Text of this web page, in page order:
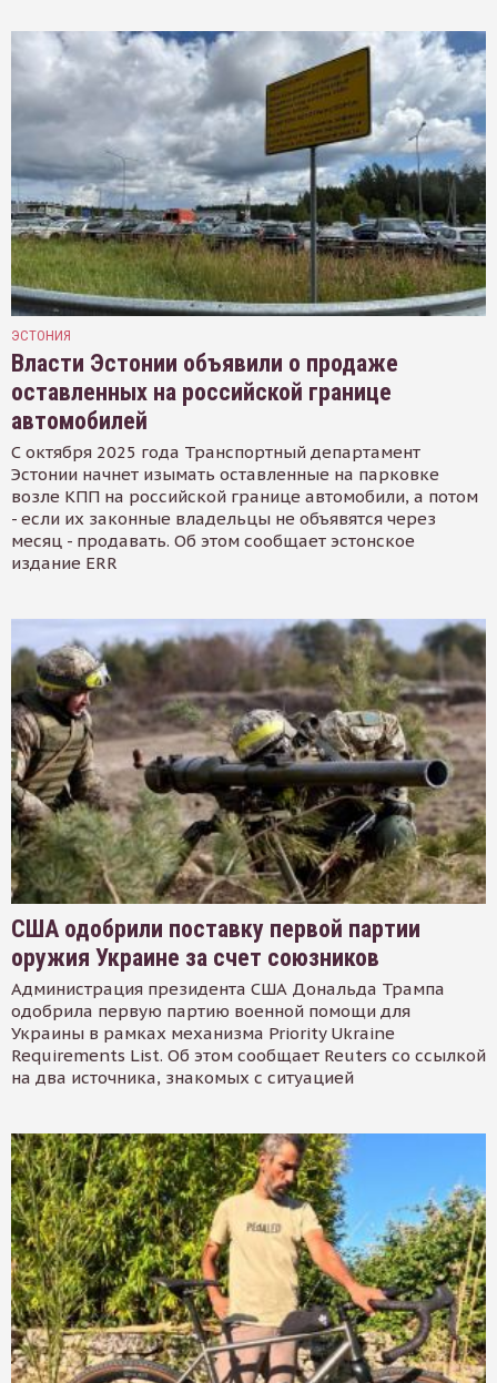
ЭСТОНИЯ
Власти Эстонии объявили о продаже
оставленных на российской границе
автомобилей
С октября 2025 года Транспортный департамент
Эстонии начнет изымать оставленные на парковке
возле КПП на российской границе автомобили, а потом
- если их законные владельцы не объявятся через
месяц - продавать. Об этом сообщает эстонское
издание ERR
США одобрили поставку первой партии
оружия Украине за счет союзников
Администрация президента США Дональда Трампа
одобрила первую партию военной помощи для
Украины в рамках механизма Priority Ukraine
Requirements List. Об этом сообщает Reuters со ссылкой
на два источника, знакомых с ситуацией